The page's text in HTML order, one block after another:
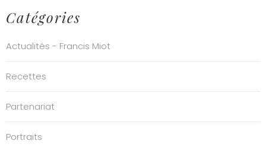
Catégories
Actualités - Francis Miot
Recettes
Partenariat
Portraits